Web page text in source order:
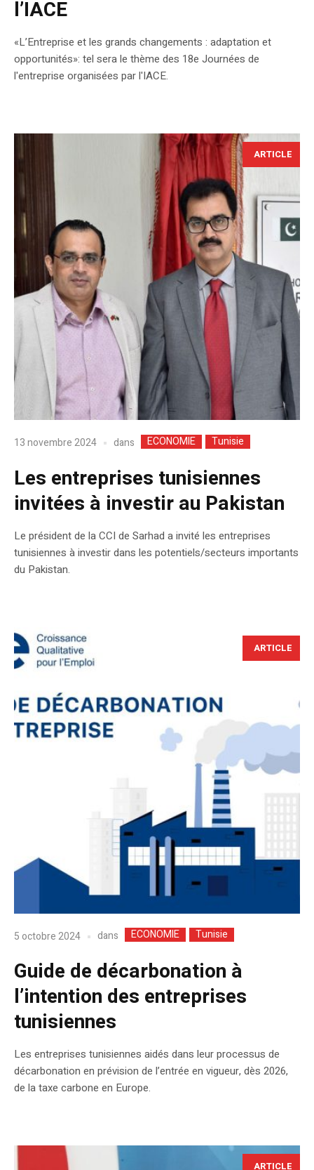
l’IACE
«L’Entreprise et les grands changements : adaptation et
opportunités»: tel sera le thème des 18e Journées de
l'entreprise organisées par l'IACE.
ARTICLE
13 novembre 2024 dans ECONOMIE Tunisie
Les entreprises tunisiennes
invitées à investir au Pakistan
Le président de la CCI de Sarhad a invité les entreprises
tunisiennes à investir dans les potentiels/secteurs importants
du Pakistan.
ARTICLE
5 octobre 2024 dans ECONOMIE Tunisie
Guide de décarbonation à
l’intention des entreprises
tunisiennes
Les entreprises tunisiennes aidés dans leur processus de
décarbonation en prévision de l’entrée en vigueur, dès 2026,
de la taxe carbone en Europe.
ARTICLE